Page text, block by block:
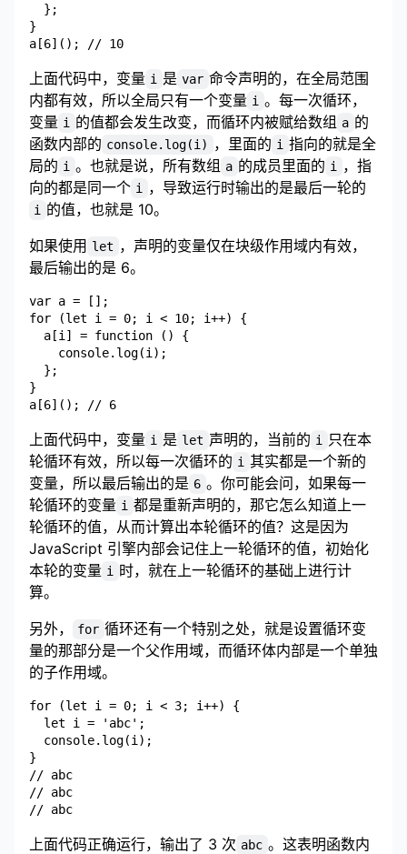
  };
}
上面代码中，变量 i 是 var 命令声明的，在全局范围
内都有效，所以全局只有一个变量 i 。每一次循环，
变量 i 的值都会发生改变，而循环内被赋给数组 a 的
函数内部的 console.log(i) ，里面的 i 指向的就是全
局的 i 。也就是说，所有数组 a 的成员里面的 i
，指
向的都是同一个 i ，导致运行时输出的是最后一轮的
i
的值，也就是 10。
如果使用 let ，声明的变量仅在块级作用域内有效，
最后输出的是 6。
var a = [];
for (let i = 0; i < 10; i++) {
  a[i] = function () {
    console.log(i);
  };
}
上面代码中，变量 i 是 let 声明的，当前的 i
只在本
轮循环有效，所以每一次循环的 i 其实都是一个新的
变量，所以最后输出的是 6 。你可能会问，如果每一
轮循环的变量 i 都是重新声明的，那它怎么知道上一
轮循环的值，从而计算出本轮循环的值？这是因为
JavaScript 引擎内部会记住上一轮循环的值，初始化
本轮的变量 i
时，就在上一轮循环的基础上进行计
算。
另外，
for 循环还有一个特别之处，就是设置循环变
量的那部分是一个父作用域，而循环体内部是一个单独
的子作用域。
for (let i = 0; i < 3; i++) {
  let i = 'abc';
  console.log(i);
}
// abc
// abc
上面代码正确运行，输出了 3 次 abc 。这表明函数内